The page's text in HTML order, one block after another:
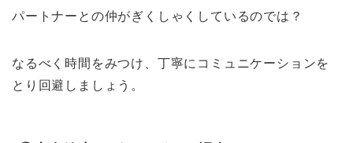
パートナーとの仲がぎくしゃくしているのでは？
なるべく時間をみつけ、丁寧にコミュニケーションを
とり回避しましょう。